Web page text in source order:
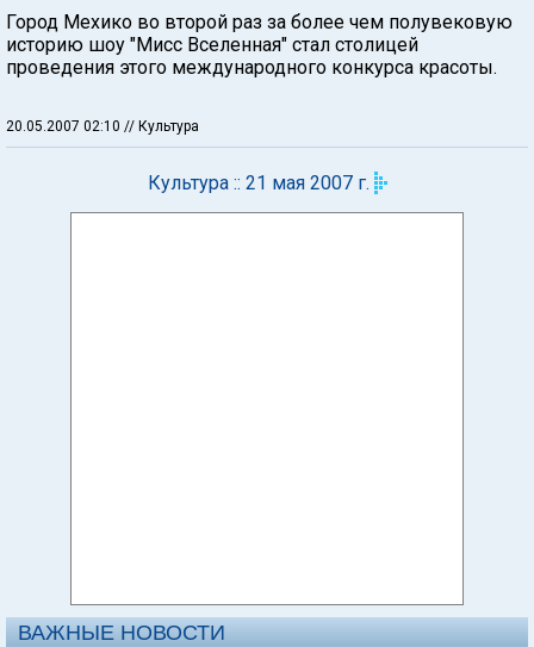
Город Мехико во второй раз за более чем полувековую
историю шоу "Мисс Вселенная" стал столицей
проведения этого международного конкурса красоты.
20.05.2007 02:10 // Культура
Культура :: 21 мая 2007 г.
ВАЖНЫЕ НОВОСТИ